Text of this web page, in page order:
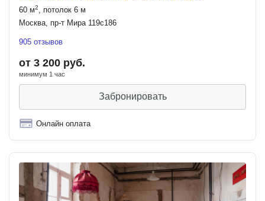
60 м2, потолок 6 м
Москва, пр-т Мира 119с186
905 отзывов
от 3 200 руб.
минимум 1 час
Забронировать
Онлайн оплата